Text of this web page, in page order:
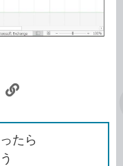
ク
を
コ
たら